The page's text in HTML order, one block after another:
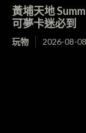
黃埔天地
可夢卡迷必到
玩物 2026-08-08